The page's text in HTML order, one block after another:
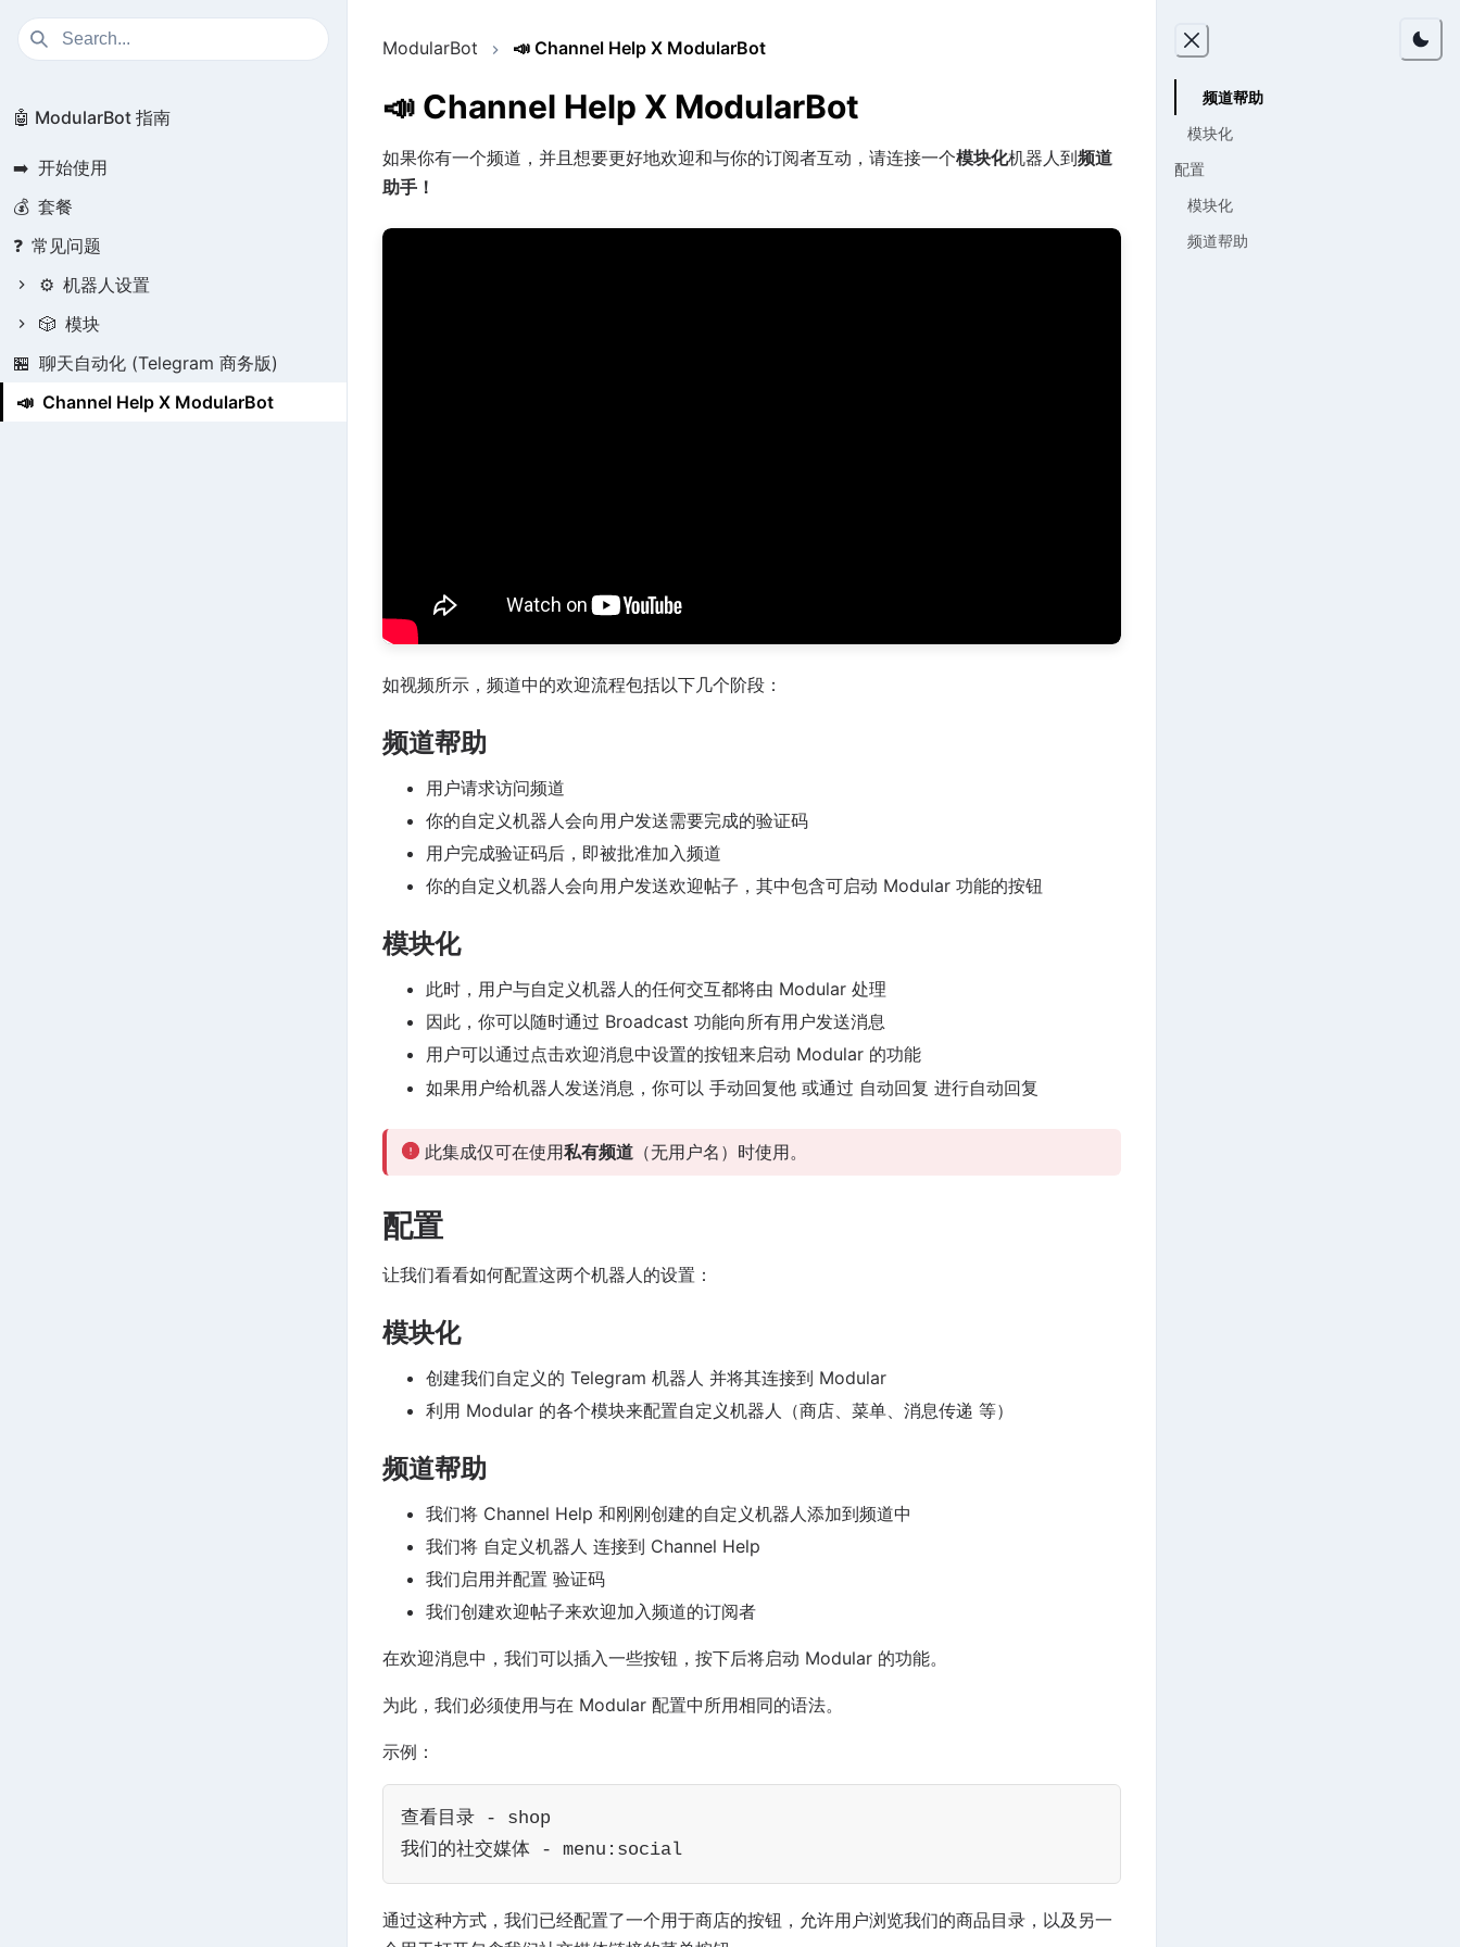
🤖 ModularBot 指南
➡️ 开始使用
💰 套餐
❓ 常见问题
⚙️ 机器人设置
🎲 模块
🏪 聊天自动化 (Telegram 商务版)
📣 Channel Help X ModularBot
ModularBot 📣 Channel Help X ModularBot
📣 Channel Help X ModularBot
如果你有一个频道，并且想要更好地欢迎和与你的订阅者互动，请连接一个模块化机器人到频道
助手！
如视频所示，频道中的欢迎流程包括以下几个阶段：
频道帮助
用户请求访问频道
你的自定义机器人会向用户发送需要完成的验证码
用户完成验证码后，即被批准加入频道
你的自定义机器人会向用户发送欢迎帖子，其中包含可启动 Modular 功能的按钮
模块化
此时，用户与自定义机器人的任何交互都将由 Modular 处理
因此，你可以随时通过 Broadcast 功能向所有用户发送消息
用户可以通过点击欢迎消息中设置的按钮来启动 Modular 的功能
如果用户给机器人发送消息，你可以 手动回复他 或通过 自动回复 进行自动回复
此集成仅可在使用私有频道 （无用户名）时使用。
配置
让我们看看如何配置这两个机器人的设置：
模块化
创建我们自定义的 Telegram 机器人 并将其连接到 Modular
利用 Modular 的各个模块来配置自定义机器人（商店、菜单、消息传递 等）
频道帮助
我们将 Channel Help 和刚刚创建的自定义机器人添加到频道中
我们将 自定义机器人 连接到 Channel Help
我们启用并配置 验证码
我们创建欢迎帖子来欢迎加入频道的订阅者
在欢迎消息中，我们可以插入一些按钮，按下后将启动 Modular 的功能。
为此，我们必须使用与在 Modular 配置中所用相同的语法。
示例：
查看目录 - shop
我们的社交媒体 - menu:social
通过这种方式，我们已经配置了一个用于商店的按钮，允许用户浏览我们的商品目录，以及另一
频道帮助
模块化
配置
模块化
频道帮助